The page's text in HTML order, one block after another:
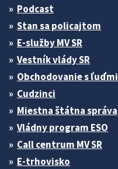
Podcast
Stan sa policajtom
E-služby MV SR
Vestník vlády SR
Obchodovanie s ľuďmi
Cudzinci
Miestna štátna správa
Vládny program ESO
Call centrum MV SR
E-trhovisko